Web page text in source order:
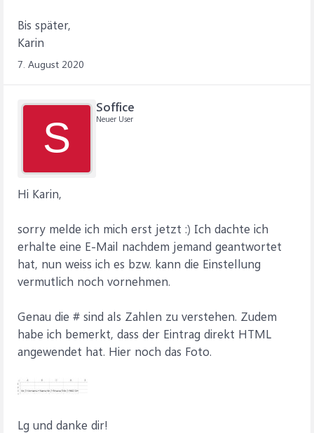
Bis später,
Karin
7. August 2020
S
Soffice
Neuer User
Hi Karin,
sorry melde ich mich erst jetzt :) Ich dachte ich
erhalte eine E-Mail nachdem jemand geantwortet
hat, nun weiss ich es bzw. kann die Einstellung
vermutlich noch vornehmen.
Genau die # sind als Zahlen zu verstehen. Zudem
habe ich bemerkt, dass der Eintrag direkt HTML
angewendet hat. Hier noch das Foto.
Lg und danke dir!